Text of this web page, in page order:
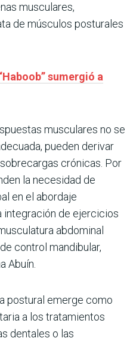
musculares,
de músculos posturales
sumergió a
musculares no se
pueden derivar
crónicas. Por
la necesidad de
en el abordaje
integración de ejercicios
abdominal
control mandibular,
Abuín.
postural emerge como
a los tratamientos
dentales o las